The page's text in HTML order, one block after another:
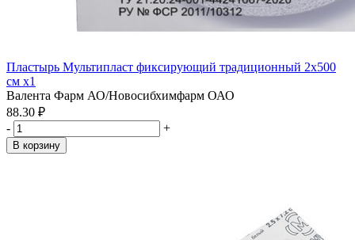
Пластырь Мультипласт фиксирующий традиционный 2х500
см x1
Валента Фарм АО/Новосибхимфарм ОАО
88.30 ₽
-
+
В корзину